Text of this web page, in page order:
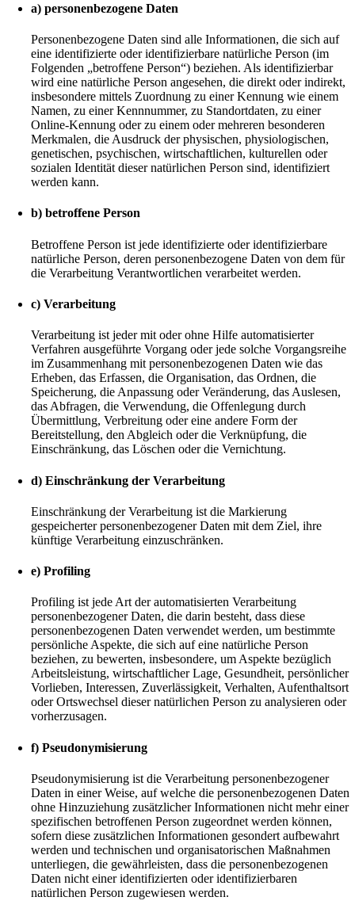
a) personenbezogene Daten
Personenbezogene Daten sind alle Informationen, die sich auf
eine identifizierte oder identifizierbare natürliche Person (im
Folgenden „betroffene Person“) beziehen. Als identifizierbar
wird eine natürliche Person angesehen, die direkt oder indirekt,
insbesondere mittels Zuordnung zu einer Kennung wie einem
Namen, zu einer Kennnummer, zu Standortdaten, zu einer
Online-Kennung oder zu einem oder mehreren besonderen
Merkmalen, die Ausdruck der physischen, physiologischen,
genetischen, psychischen, wirtschaftlichen, kulturellen oder
sozialen Identität dieser natürlichen Person sind, identifiziert
werden kann.
b) betroffene Person
Betroffene Person ist jede identifizierte oder identifizierbare
natürliche Person, deren personenbezogene Daten von dem für
die Verarbeitung Verantwortlichen verarbeitet werden.
c) Verarbeitung
Verarbeitung ist jeder mit oder ohne Hilfe automatisierter
Verfahren ausgeführte Vorgang oder jede solche Vorgangsreihe
im Zusammenhang mit personenbezogenen Daten wie das
Erheben, das Erfassen, die Organisation, das Ordnen, die
Speicherung, die Anpassung oder Veränderung, das Auslesen,
das Abfragen, die Verwendung, die Offenlegung durch
Übermittlung, Verbreitung oder eine andere Form der
Bereitstellung, den Abgleich oder die Verknüpfung, die
Einschränkung, das Löschen oder die Vernichtung.
d) Einschränkung der Verarbeitung
Einschränkung der Verarbeitung ist die Markierung
gespeicherter personenbezogener Daten mit dem Ziel, ihre
künftige Verarbeitung einzuschränken.
e) Profiling
Profiling ist jede Art der automatisierten Verarbeitung
personenbezogener Daten, die darin besteht, dass diese
personenbezogenen Daten verwendet werden, um bestimmte
persönliche Aspekte, die sich auf eine natürliche Person
beziehen, zu bewerten, insbesondere, um Aspekte bezüglich
Arbeitsleistung, wirtschaftlicher Lage, Gesundheit, persönlicher
Vorlieben, Interessen, Zuverlässigkeit, Verhalten, Aufenthaltsort
oder Ortswechsel dieser natürlichen Person zu analysieren oder
vorherzusagen.
f) Pseudonymisierung
Pseudonymisierung ist die Verarbeitung personenbezogener
Daten in einer Weise, auf welche die personenbezogenen Daten
ohne Hinzuziehung zusätzlicher Informationen nicht mehr einer
spezifischen betroffenen Person zugeordnet werden können,
sofern diese zusätzlichen Informationen gesondert aufbewahrt
werden und technischen und organisatorischen Maßnahmen
unterliegen, die gewährleisten, dass die personenbezogenen
Daten nicht einer identifizierten oder identifizierbaren
natürlichen Person zugewiesen werden.